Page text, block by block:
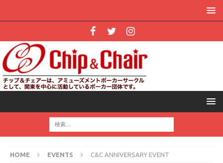
HOME EVENTS C&C ANNIVERSARY EVENT